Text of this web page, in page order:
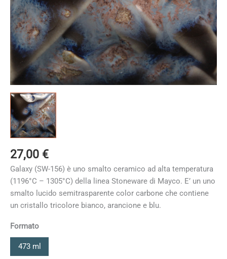
27,00 €
Galaxy (SW-156) è uno smalto ceramico ad alta temperatura
(1196°C – 1305°C) della linea Stoneware di Mayco. E’ un uno
smalto lucido semitrasparente color carbone che contiene
un cristallo tricolore bianco, arancione e blu.
Formato
473 ml